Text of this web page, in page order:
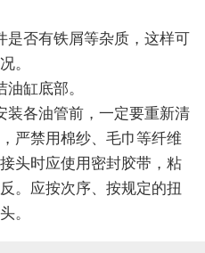
是否有铁屑等杂质，这样可
。
缸底部。
装各油管前，一定要重新清
严禁用棉纱、毛巾等纤维
头时应使用密封胶带，粘
。应按次序、按规定的扭
。